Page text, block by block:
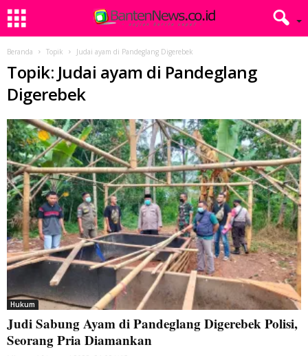
Beranda Topik Judai ayam di Pandeglang Digerebek
Topik: Judai ayam di Pandeglang
Digerebek
Hukum
Judi Sabung Ayam di Pandeglang Digerebek Polisi,
Seorang Pria Diamankan